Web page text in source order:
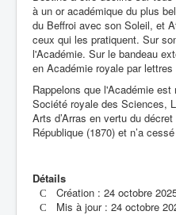
à un or académique du plus
du Beffroi avec son Soleil, et
ceux qui les pratiquent. Sur
l'Académie. Sur le bandeau
en Académie royale par
Rappelons que l'Académie
Société royale des Sciences,
Arts d’Arras en vertu du
République (1870) et n’a
Détails
Création : 24 octobre
Mis à jour : 24 octobre